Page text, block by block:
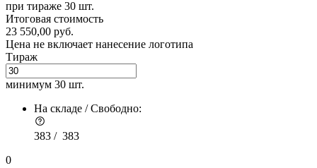
при тираже 30 шт.
Итоговая стоимость
23 550,00 руб.
Цена не включает нанесение логотипа
Тираж
минимум 30 шт.
На складе / Свободно:
383 / 383
0